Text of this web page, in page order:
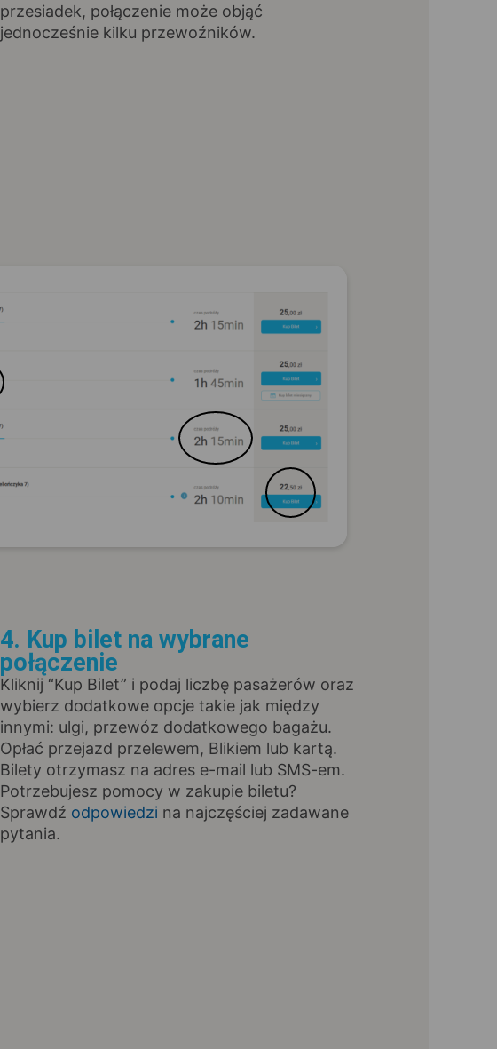
przesiadek, połączenie może objąć
jednocześnie kilku przewoźników.
4. Kup bilet na wybrane
połączenie
Kliknij “Kup Bilet” i podaj liczbę pasażerów oraz
wybierz dodatkowe opcje takie jak między
innymi: ulgi, przewóz dodatkowego bagażu.
Opłać przejazd przelewem, Blikiem lub kartą.
Bilety otrzymasz na adres e-mail lub SMS-em.
Potrzebujesz pomocy w zakupie biletu?
Sprawdź odpowiedzi na najczęściej zadawane
pytania.